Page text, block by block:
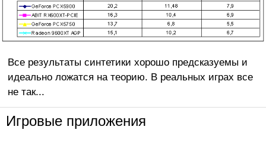
Все результаты синтетики хорошо предсказуемы и
идеально ложатся на теорию. В реальных играх все
не так...
Игровые приложения